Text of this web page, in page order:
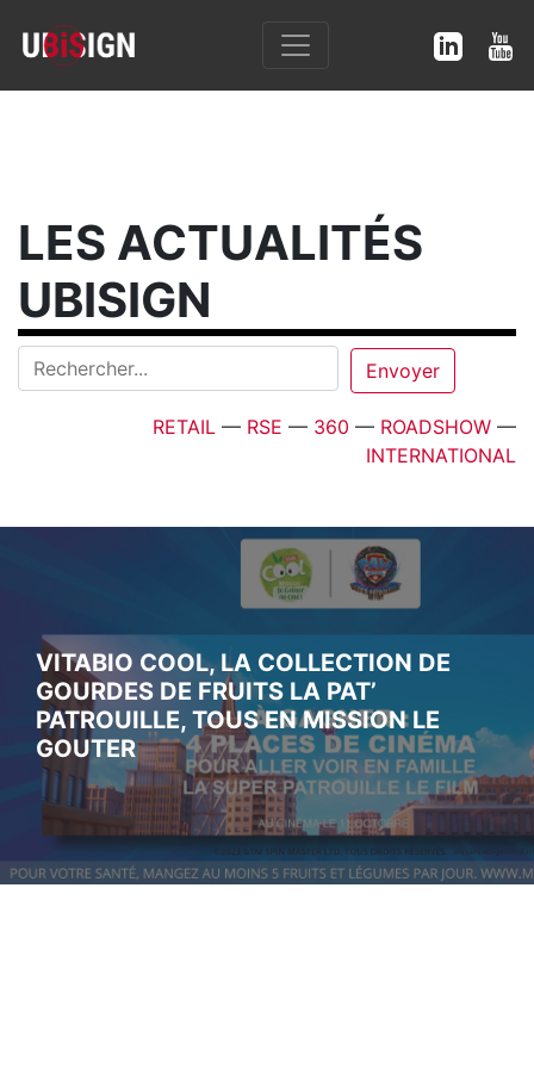
LES ACTUALITÉS
UBISIGN
RETAIL — RSE — 360 — ROADSHOW —
INTERNATIONAL
VITABIO COOL, LA COLLECTION DE
GOURDES DE FRUITS LA PAT’
PATROUILLE, TOUS EN MISSION LE
GOUTER